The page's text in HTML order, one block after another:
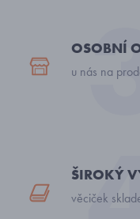
OSOBNÍ
u nás na
ŠIROKÝ
věciček